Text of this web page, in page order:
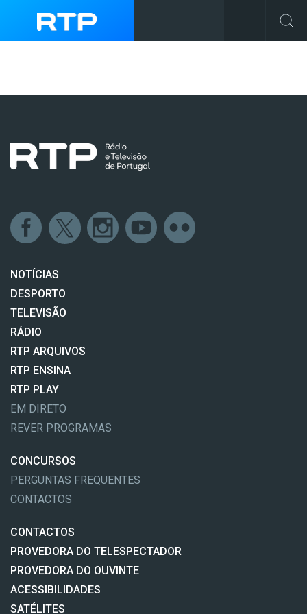
NOTÍCIAS
DESPORTO
TELEVISÃO
RÁDIO
RTP ARQUIVOS
RTP ENSINA
RTP PLAY
EM DIRETO
REVER PROGRAMAS
CONCURSOS
PERGUNTAS FREQUENTES
CONTACTOS
CONTACTOS
PROVEDORA DO TELESPECTADOR
PROVEDORA DO OUVINTE
ACESSIBILIDADES
SATÉLITES